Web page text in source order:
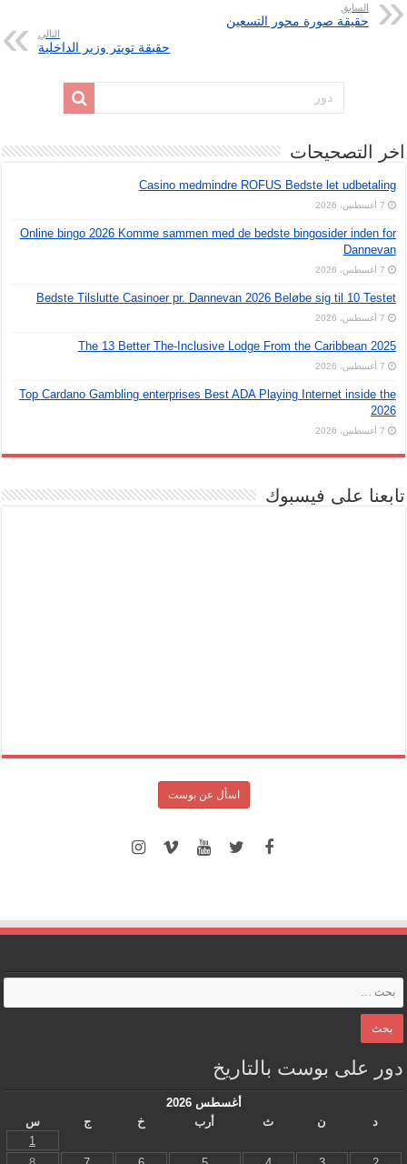
السابق
حقيقة صورة محور التسعين
التالي
حقيقة تويتر وزير الداخلية
اخر التصحيحات
Casino medmindre ROFUS Bedste let udbetaling
7 أغسطس، 2026
Online bingo 2026 Komme sammen med de bedste bingosider inden for
Dannevan
7 أغسطس، 2026
Bedste Tilslutte Casinoer pr. Dannevan 2026 Beløbe sig til 10 Testet
7 أغسطس، 2026
The 13 Better The-Inclusive Lodge From the Caribbean 2025
7 أغسطس، 2026
Top Cardano Gambling enterprises Best ADA Playing Internet inside the
2026
7 أغسطس، 2026
تابعنا على فيسبوك
اسأل عن بوست
دور على بوست بالتاريخ
أغسطس 2026
د
ن ث أرب خ ج
س
1